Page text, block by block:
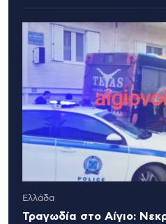
Ελλάδα
Τραγωδία στο Αίγιο: